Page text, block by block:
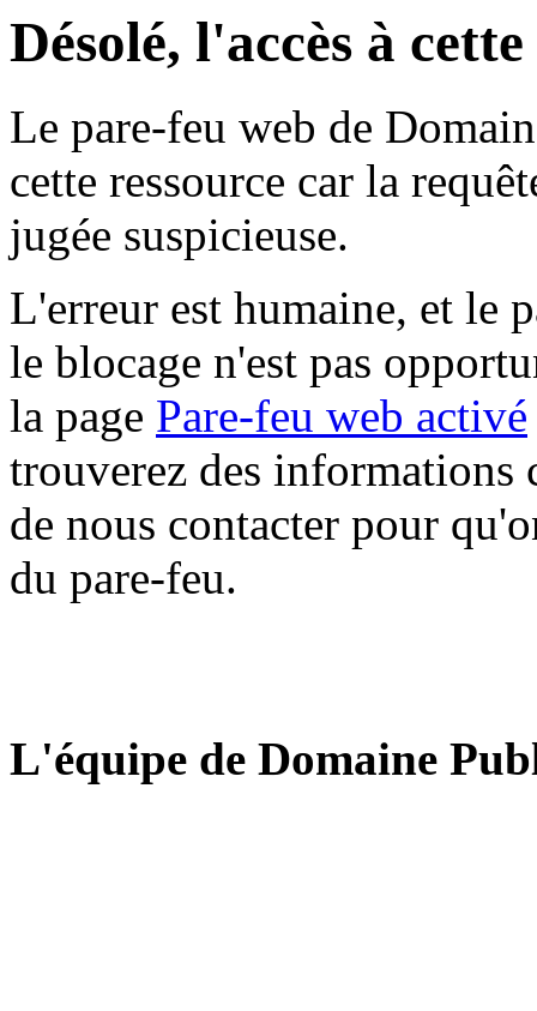
Désolé, l'accès à
Le pare-feu web de
cette ressource car la
jugée suspicieuse.
L'erreur est humaine, et le
le blocage n'est pas
la page Pare-feu web activé
trouverez des informations
de nous contacter pour
du pare-feu.
L'équipe de Domaine